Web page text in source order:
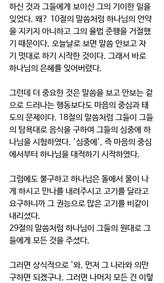
하신 것과 그들에게 보이신 그의 기이한 일을
잊었다. 왜? 10절의 말씀처럼 하나님의 언약
을 지키지 아니하고 그의 율법 준행을 거절했
기 때문이다. 오늘날로 보면 말씀 안보고 자
기 멋대로 하기 시작한 것이다. 그래서 바로
하나님의 은혜를 잊어버렸다.
그런데 더 중요한 것은 말씀을 보고 안보는 겉
으로 드러나는 행동보다도 마음의 중심과 태
도의 문제이다. 18절의 말씀처럼 그들이 그들
의 탐욕대로 음식을 구하여 그들의 심중에 하
나님을 시험하였다. '심중에', 즉 마음의 중심
에서부터 하나님을 대적하기 시작하였다.
그럼에도 불구하고 하나님은 돌에서 물이 나
게 하시고 만나를 내려주시고 고기를 달라고
요구하니까 그 권능으로 많은 고기를 비같이
내리셨다.
29절의 말씀처럼 하나님이 그들의 원대로 그
들에게 모든 것을 주셨다.
그러면 상식적으로 '와, 먼저 그 나라와 의만
구하면 되겠구나. 그러면 나머지 모든 건 이렇